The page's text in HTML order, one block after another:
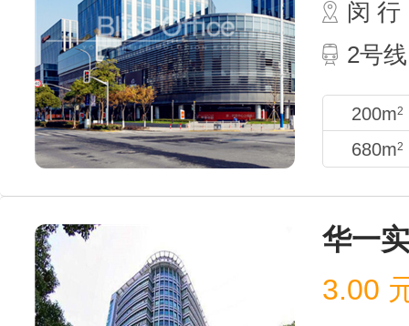
闵 行
2号
200m2
680m2
华一
3.00